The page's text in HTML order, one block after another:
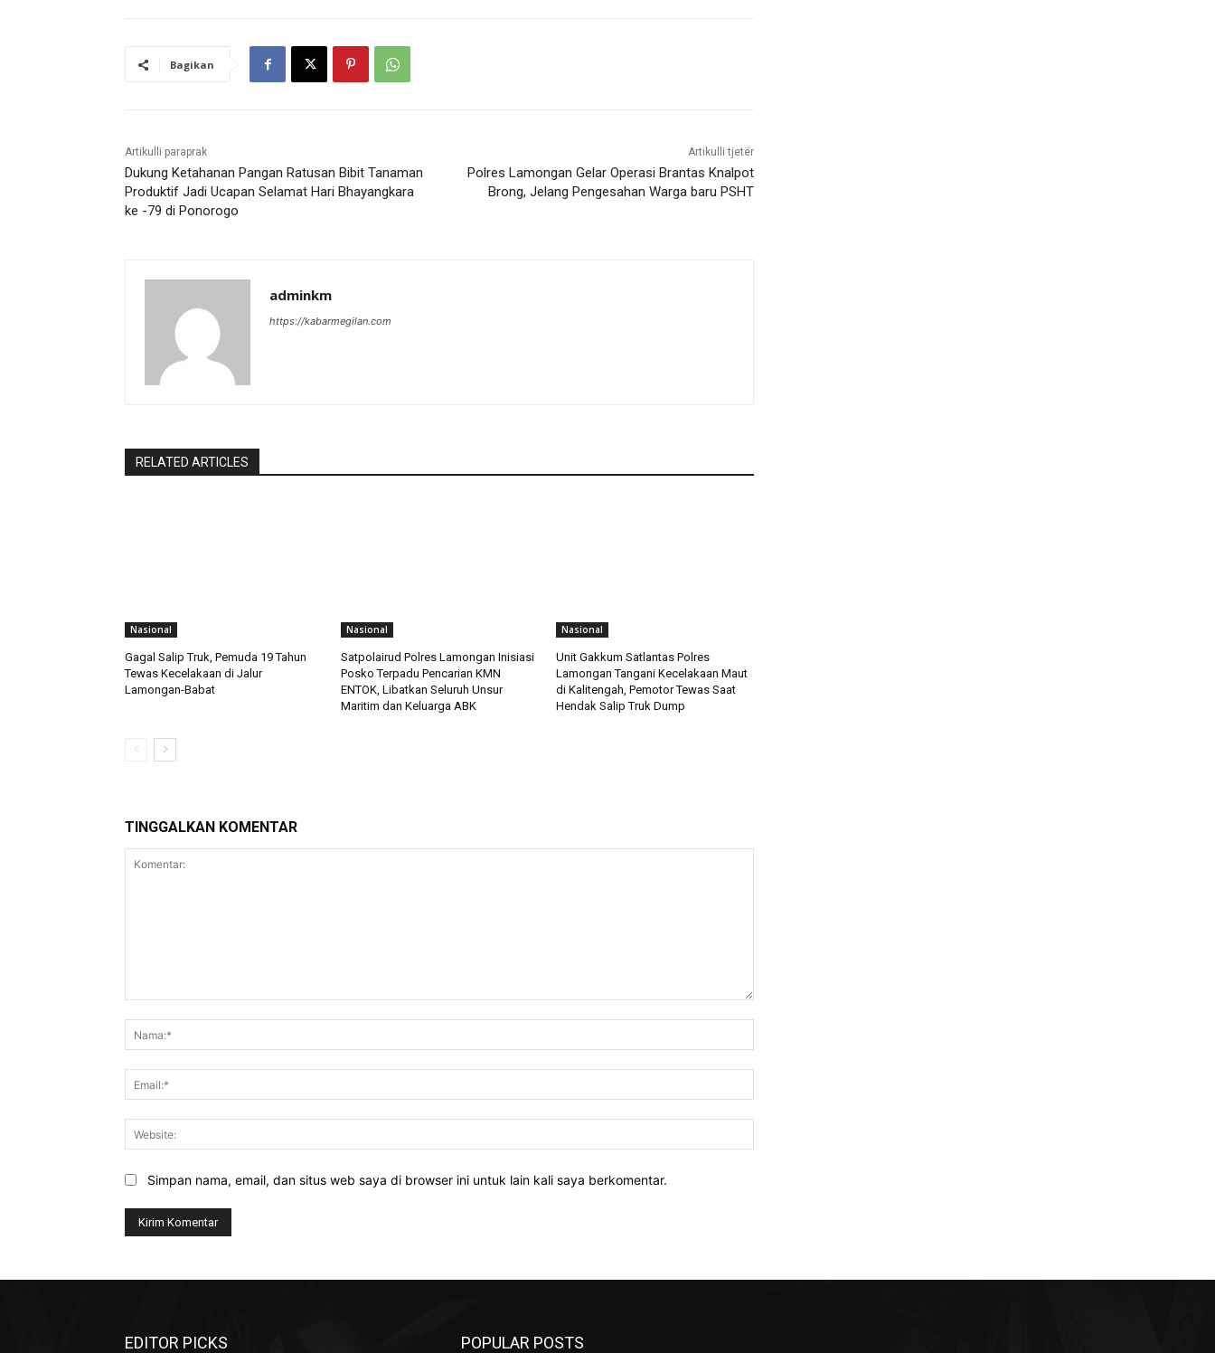
Bagikan
Artikulli paraprak
Dukung Ketahanan Pangan Ratusan Bibit Tanaman
Produktif Jadi Ucapan Selamat Hari Bhayangkara
ke -79 di Ponorogo
Artikulli tjetër
Polres Lamongan Gelar Operasi Brantas Knalpot
Brong, Jelang Pengesahan Warga baru PSHT
adminkm
https://kabarmegilan.com
RELATED ARTICLES
Nasional
Gagal Salip Truk, Pemuda 19 Tahun
Tewas Kecelakaan di Jalur
Lamongan-Babat
Nasional
Satpolairud Polres Lamongan Inisiasi
Posko Terpadu Pencarian KMN
ENTOK, Libatkan Seluruh Unsur
Maritim dan Keluarga ABK
Nasional
Unit Gakkum Satlantas Polres
Lamongan Tangani Kecelakaan Maut
di Kalitengah, Pemotor Tewas Saat
Hendak Salip Truk Dump
TINGGALKAN KOMENTAR
Simpan nama, email, dan situs web saya di browser ini untuk lain kali saya berkomentar.
EDITOR PICKS POPULAR POSTS